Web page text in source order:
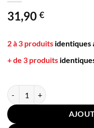
31,90 €
2 à 3 produits identiques
+ de 3 produits
quantité de Coussin Sol